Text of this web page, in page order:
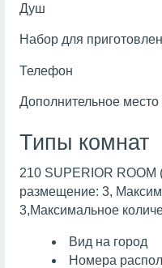
Душ
Набор для
Телефон
Дополнительное
Типы комнат
210 SUPERIOR
размещение: 3,
3,Максимальное
Вид на город
Номера